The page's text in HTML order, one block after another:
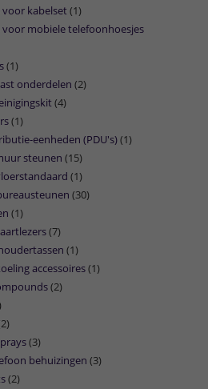
voor kabelset(1)
voor mobiele telefoonhoesjes
(1)
onderdelen (2)
(4)
(1)
eenheden (PDU's)(1)
steunen (15)
(1)
(30)
(1)
(7)
(1)
accessoires(1)
(2)
(3)
behuizingen (3)
(2)